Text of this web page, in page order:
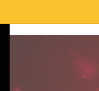
quoi-